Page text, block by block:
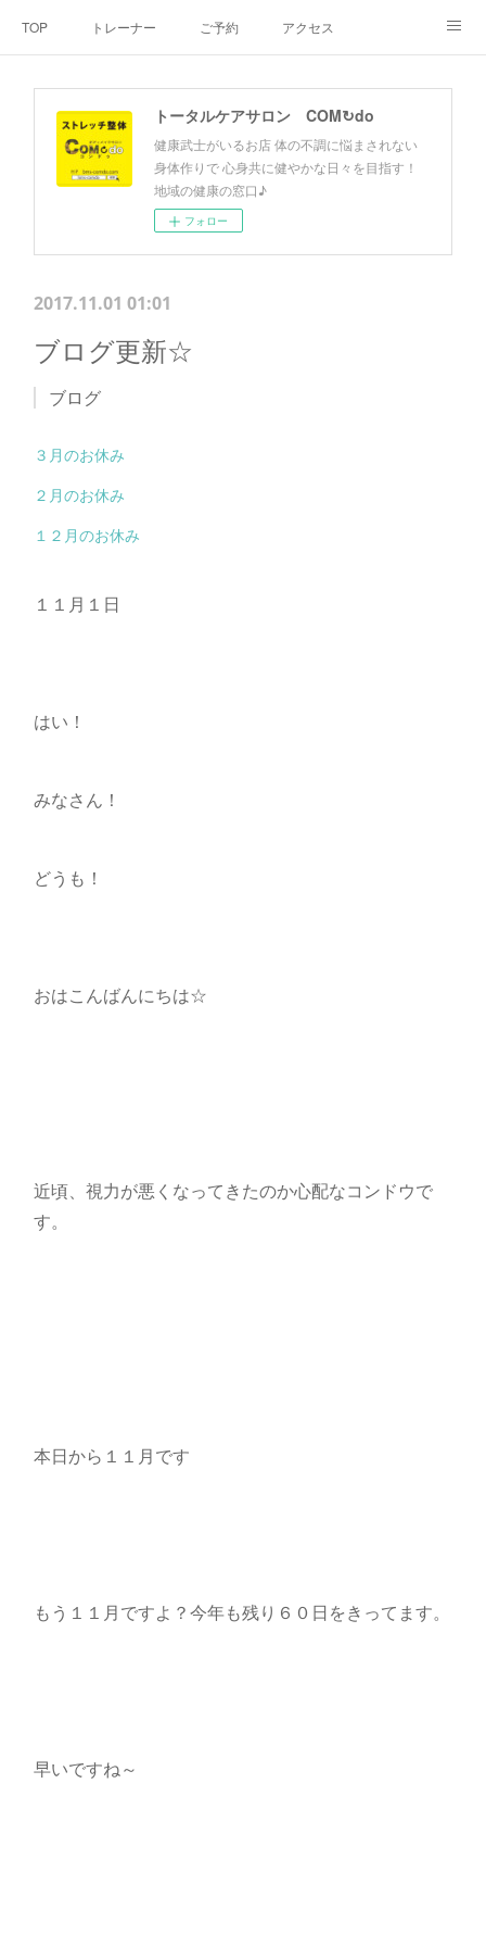
TOP トレーナー ご予約 アクセス
お客様の声
トータルケアサロン COM↻do
健康武士がいるお店 体の不調に悩まされない
身体作りで 心身共に健やかな日々を目指す！
地域の健康の窓口♪
フォロー
2017.11.01 01:01
ブログ更新☆
ブログ
３月のお休み
２月のお休み
１２月のお休み
１１月１日
はい！
みなさん！
どうも！
おはこんばんにちは☆
近頃、視力が悪くなってきたのか心配なコンドウで
す。
本日から１１月です
もう１１月ですよ？今年も残り６０日をきってます。
早いですね～